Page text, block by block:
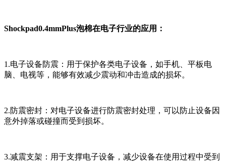
Shockpad0.4mmPlus泡棉在电子行业的应用：
1.电子设备防震：用于保护各类电子设备，如手机、平板电
脑、电视等，能够有效减少震动和冲击造成的损坏。
2.防震密封：对电子设备进行防震密封处理，可以防止设备因
意外掉落或碰撞而受到损坏。
3.减震支架：用于支撑电子设备，减少设备在使用过程中受到